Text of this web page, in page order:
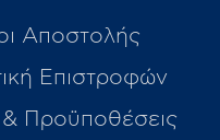
Αποστολής
Επιστροφών
Προϋποθέσεις